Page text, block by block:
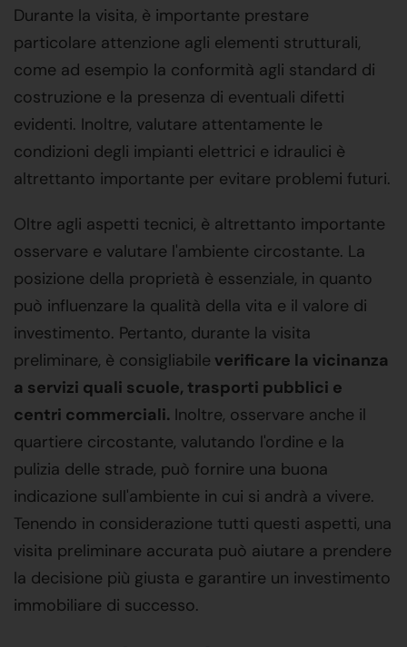
Durante la visita, è importante prestare
particolare attenzione agli elementi strutturali,
come ad esempio la conformità agli standard di
costruzione e la presenza di eventuali difetti
evidenti. Inoltre, valutare attentamente le
condizioni degli impianti elettrici e idraulici è
altrettanto importante per evitare problemi futuri.
Oltre agli aspetti tecnici, è altrettanto importante
osservare e valutare l'ambiente circostante. La
posizione della proprietà è essenziale, in quanto
può influenzare la qualità della vita e il valore di
investimento. Pertanto, durante la visita
preliminare, è consigliabile verificare la vicinanza
a servizi quali scuole, trasporti pubblici e
centri commerciali. Inoltre, osservare anche il
quartiere circostante, valutando l'ordine e la
pulizia delle strade, può fornire una buona
indicazione sull'ambiente in cui si andrà a vivere.
Tenendo in considerazione tutti questi aspetti, una
visita preliminare accurata può aiutare a prendere
la decisione più giusta e garantire un investimento
immobiliare di successo.